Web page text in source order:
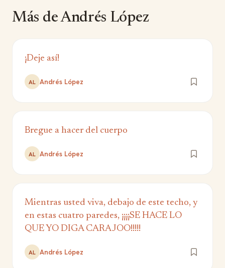
Más de Andrés López
¡Deje así!
AL Andrés López
Bregue a hacer del cuerpo
AL Andrés López
Mientras usted viva, debajo de este techo, y
en estas cuatro paredes, ¡¡¡¡SE HACE LO
QUE YO DIGA CARAJOO!!!!!
AL Andrés López